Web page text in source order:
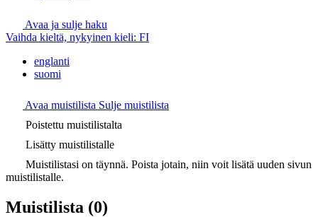
Avaa ja sulje haku
Vaihda kieltä, nykyinen kieli: FI
englanti
suomi
Avaa muistilista Sulje muistilista
Poistettu muistilistalta
Lisätty muistilistalle
Muistilistasi on täynnä. Poista jotain, niin voit lisätä uuden sivun
muistilistalle.
Muistilista (0)